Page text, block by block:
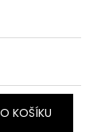
KOŠÍKU